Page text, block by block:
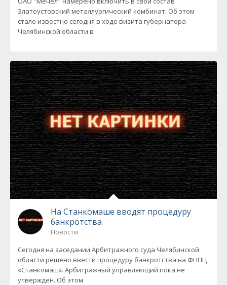
Златоустовский металлургический комбинат. Об этом
стало известно сегодня в ходе визита губернатора
Челябинской области в
На Станкомаше вводят процедуру
банкротства
Новости
Сегодня на заседании Арбитражного суда Челябинской
области решено ввести процедуру банкротства на ФНПЦ
«Станкомаш». Арбитражный управляющий пока не
утвержден. Об этом